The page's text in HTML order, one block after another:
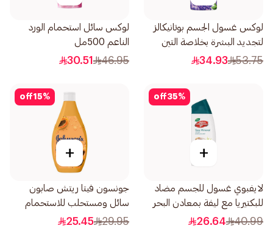
لوكس غسول الجسم بوتانيكالز
لتجديد البشرة بخلاصة التين
وزيت المسك 500مل
53.75
34.93
لوكس سائل استحمام الورد
الناعم 500مل
46.95
30.51
35%
off
+
لايفبوي غسول للجسم مضاد
للبكتيريا مع ليفة بمعادن البحر
300مل
40.99
26.64
15%
off
+
جونسون فيتا ريتش صابون
سائل ومستحلب للاستحمام
بخلاصة البابايا 400مل
29.95
25.45